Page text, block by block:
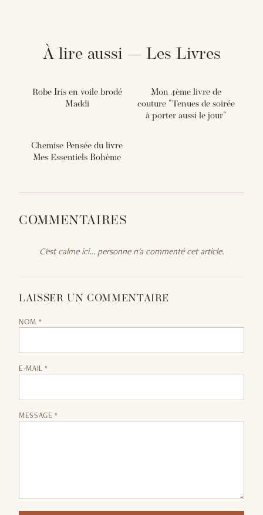
À lire aussi — Les Livres
Robe Iris en voile brodé
Maddi
Mon 4ème livre de
couture "Tenues de soirée
à porter aussi le jour"
Chemise Pensée du livre
Mes Essentiels Bohème
COMMENTAIRES
C'est calme ici… personne n'a commenté cet article.
LAISSER UN COMMENTAIRE
NOM *
E-MAIL *
MESSAGE *